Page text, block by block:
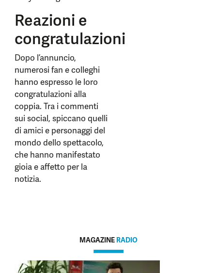
Reazioni e
congratulazioni
Dopo l’annuncio,
numerosi fan e colleghi
hanno espresso le loro
congratulazioni alla
coppia. Tra i commenti
sui social, spiccano quelli
di amici e personaggi del
mondo dello spettacolo,
che hanno manifestato
gioia e affetto per la
notizia.
MAGAZINE RADIO